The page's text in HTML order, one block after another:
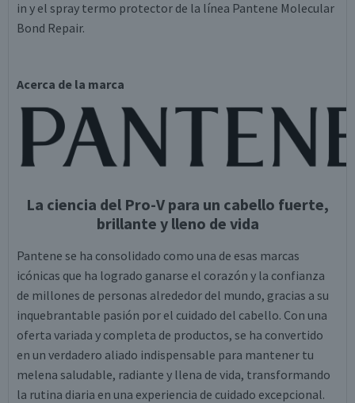
in y el spray termo protector de la línea Pantene Molecular
Bond Repair.
Acerca de la marca
La ciencia del Pro-V para un cabello fuerte,
brillante y lleno de vida
Pantene se ha consolidado como una de esas marcas
icónicas que ha logrado ganarse el corazón y la confianza
de millones de personas alrededor del mundo, gracias a su
inquebrantable pasión por el cuidado del cabello. Con una
oferta variada y completa de productos, se ha convertido
en un verdadero aliado indispensable para mantener tu
melena saludable, radiante y llena de vida, transformando
la rutina diaria en una experiencia de cuidado excepcional.